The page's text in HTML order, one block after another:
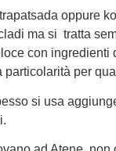
oppure
ma si tratta
con
particolarità per
si usa